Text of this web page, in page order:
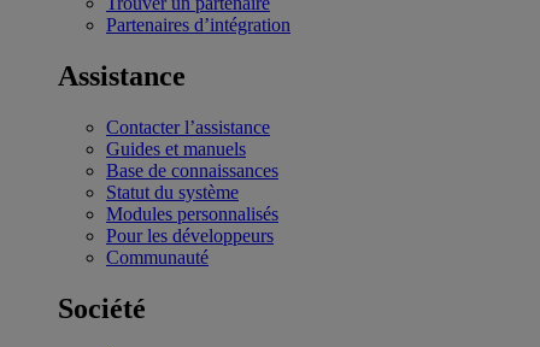
Partenaires d’intégration
Assistance
Contacter l’assistance
Guides et manuels
Base de connaissances
Statut du système
Modules personnalisés
Pour les développeurs
Communauté
Société